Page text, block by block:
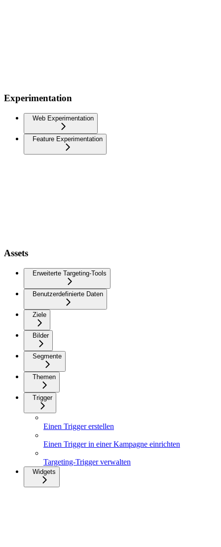
Experimentation
Web Experimentation
Feature Experimentation
Assets
Erweiterte Targeting-Tools
Benutzerdefinierte Daten
Ziele
Bilder
Segmente
Themen
Trigger
Einen Trigger erstellen
Einen Trigger in einer Kampagne einrichten
Targeting-Trigger verwalten
Widgets